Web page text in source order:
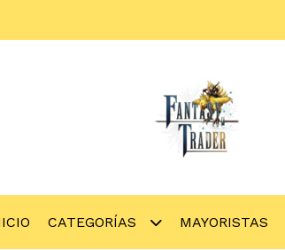
CATEGORÍAS MAYORISTAS